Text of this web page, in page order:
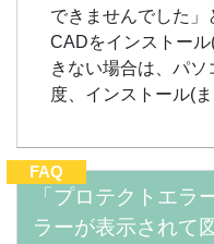
できませんでした
CADをインストー
きない場合は、パ
度、インストール(
FAQ
「プロテクトエラ
ラーが表示されて